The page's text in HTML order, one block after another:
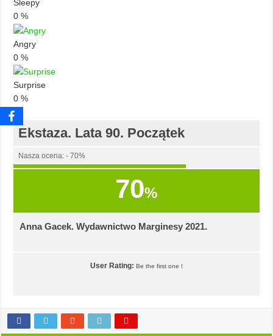
Sleepy
0 %
Angry
0 %
Surprise
0 %
Ekstaza. Lata 90. Początek
Nasza ocena: - 70%
70%
Anna Gacek. Wydawnictwo Marginesy 2021.
User Rating: Be the first one !